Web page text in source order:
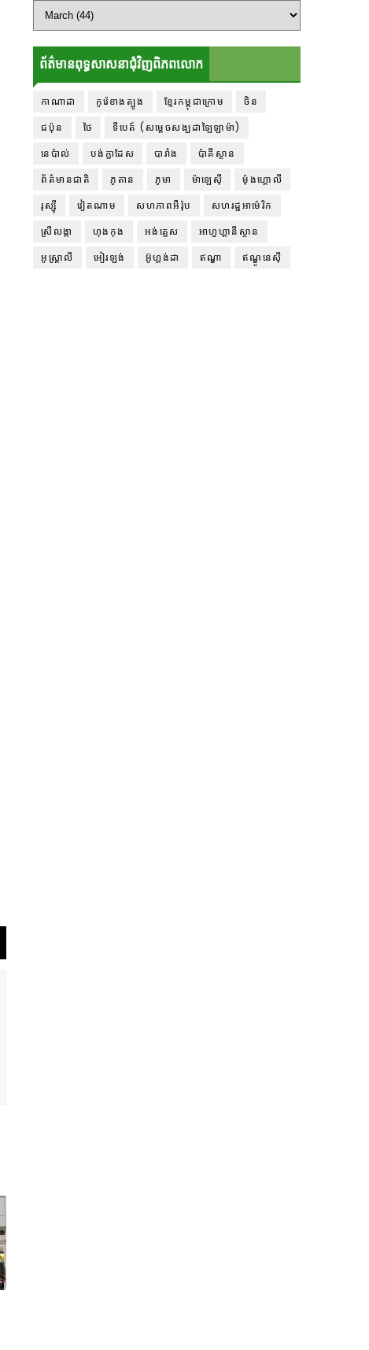
ព័ត៌មានពុទ្ធសាសនាជុំវិញពិភពលោក
កាណាដា កូរ៉េខាងត្បូង ខ្មែរកម្ពុជាក្រោម
ចិន
ជប៉ុន
ថៃ
ទីបេត៍ (សម្ដេចសង្ឃដាឡៃឡាម៉ា)
នេប៉ាល់
បង់ក្លាដែស បារាំង
ប៉ាគីស្ថាន
ព័ត៌មានជាតិ
ភូតាន ភូមា ម៉ាឡេស៊ី
ម៉ុងហ្គោលី
រុស្ស៊ី
វៀតណាម សហភាពអឺរ៉ុប
សហរដ្ឋអាម៉េរិក
ស្រីលង្កា
ហុងកុង អង់គ្លេស
អាហ្វហ្គានីស្ថាន
អូស្ត្រាលី
អៀរឡង់ អ៊ូហ្គង់ដា ឥណ្ឌា ឥណ្ឌូនេស៊ី